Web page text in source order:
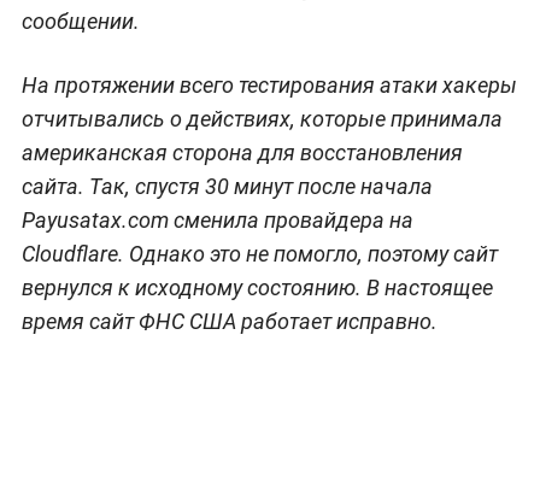
сообщении.
На протяжении всего тестирования атаки хакеры
отчитывались о действиях, которые принимала
американская сторона для восстановления
сайта. Так, спустя 30 минут после начала
Payusatax.com сменила провайдера на
Cloudflare. Однако это не помогло, поэтому сайт
вернулся к исходному состоянию. В настоящее
время сайт ФНС США работает исправно.